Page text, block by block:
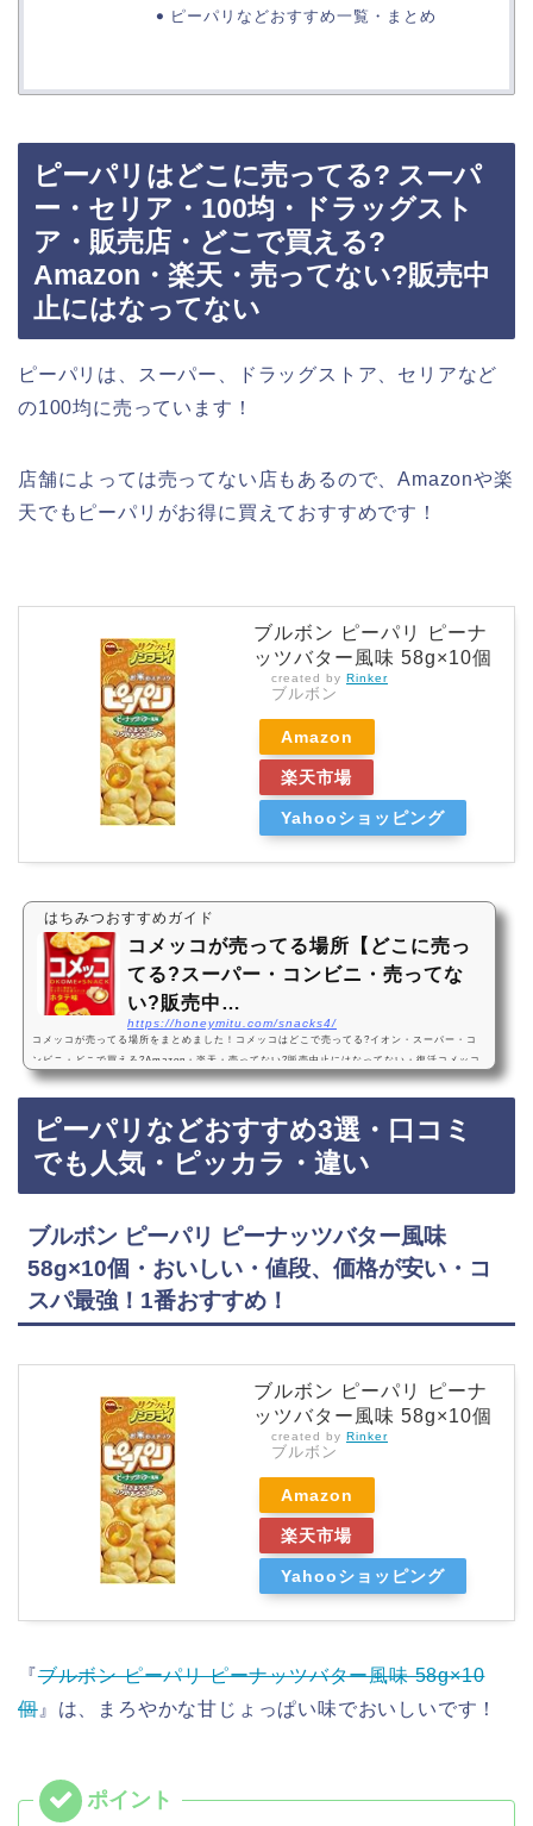
ピーパリなどおすすめ一覧・まとめ
ピーパリはどこに売ってる? スーパ
ー・セリア・100均・ドラッグスト
ア・販売店・どこで買える?
Amazon・楽天・売ってない?販売中
止にはなってない
ピーパリは、スーパー、ドラッグストア、セリアなど
の100均に売っています！
店舗によっては売ってない店もあるので、Amazonや楽
天でもピーパリがお得に買えておすすめです！
ブルボン ピーパリ ピーナ
ッツバター風味 58g×10個
created by Rinker
ブルボン
Amazon
楽天市場
Yahooショッピング
はちみつおすすめガイド
コメッコが売ってる場所【どこに売っ
てる?スーパー・コンビニ・売ってな
い?販売中…
https://honeymitu.com/snacks4/
コメッコが売ってる場所をまとめました！コメッコはどこで売ってる?イオン・スーパー・コ
ンビニ・どこで買える?Amazon・楽天・売ってない?販売中止にはなってない・復活コメッコ
は、イオンなどのスーパーやコンビニに売っています！コメッコは一時的に販売中止していま
したが、復活したようです。売ってない店も多いので、Amazonや楽天でもコメッコが手軽に
買えておすすめです！コメッコなどおすすめ3選・口コミでも人気江崎グリコ コメッコ ホタテ
味 39g ×30個・おいしい・お米スナック・サクサク・1番おすすめ！『江崎グリコ コメッ…
ピーパリなどおすすめ3選・口コミ
でも人気・ピッカラ・違い
ブルボン ピーパリ ピーナッツバター風味
58g×10個・おいしい・値段、価格が安い・コ
スパ最強！1番おすすめ！
ブルボン ピーパリ ピーナ
ッツバター風味 58g×10個
created by Rinker
ブルボン
Amazon
楽天市場
Yahooショッピング
『ブルボン ピーパリ ピーナッツバター風味 58g×10
個』は、まろやかな甘じょっぱい味でおいしいです！